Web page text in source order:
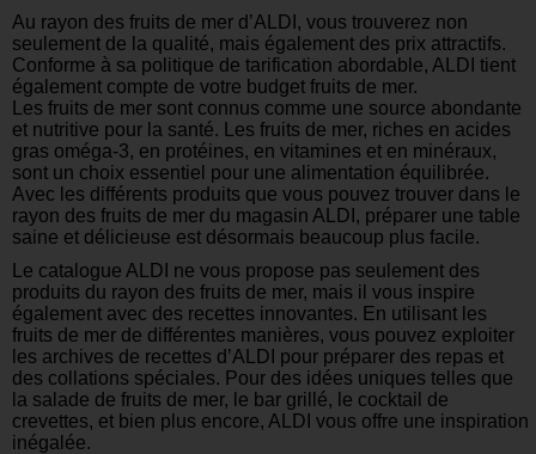
Au rayon des fruits de mer d’ALDI, vous trouverez non
seulement de la qualité, mais également des prix attractifs.
Conforme à sa politique de tarification abordable, ALDI tient
également compte de votre budget fruits de mer.
Les fruits de mer sont connus comme une source abondante
et nutritive pour la santé. Les fruits de mer, riches en acides
gras oméga-3, en protéines, en vitamines et en minéraux,
sont un choix essentiel pour une alimentation équilibrée.
Avec les différents produits que vous pouvez trouver dans le
rayon des fruits de mer du magasin ALDI, préparer une table
saine et délicieuse est désormais beaucoup plus facile.
Le catalogue ALDI ne vous propose pas seulement des
produits du rayon des fruits de mer, mais il vous inspire
également avec des recettes innovantes. En utilisant les
fruits de mer de différentes manières, vous pouvez exploiter
les archives de recettes d’ALDI pour préparer des repas et
des collations spéciales. Pour des idées uniques telles que
la salade de fruits de mer, le bar grillé, le cocktail de
crevettes, et bien plus encore, ALDI vous offre une inspiration
inégalée.